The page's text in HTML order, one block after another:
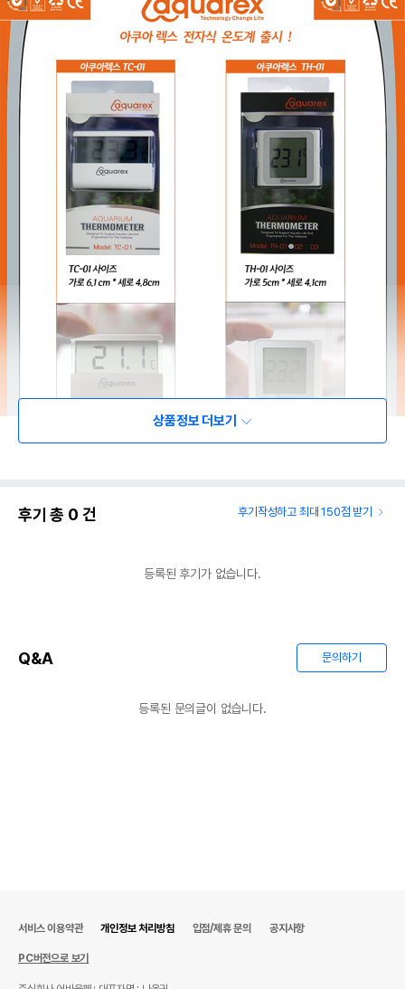
상품정보 더보기
후기 총 0 건 후기작성하고 최대 150점 받기
등록된 후기가 없습니다.
Q&A 문의하기
등록된 문의글이 없습니다.
서비스 이용약관 개인정보 처리방침 입점/제휴 문의 공지사항
PC버전으로 보기